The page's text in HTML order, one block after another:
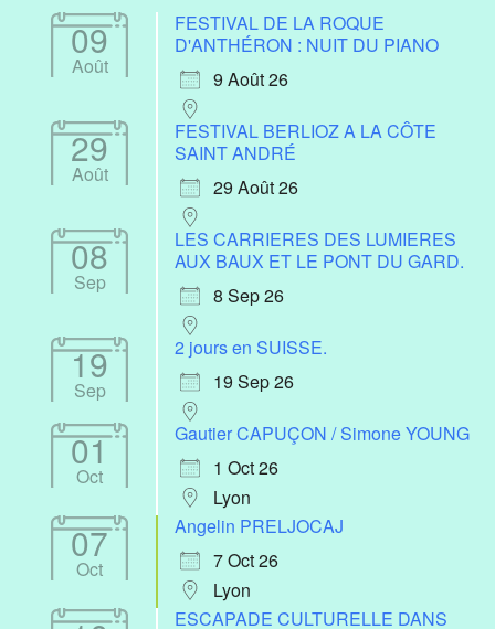
09
Août
FESTIVAL DE LA ROQUE
D'ANTHÉRON : NUIT DU PIANO
9 Août 26
29
Août
FESTIVAL BERLIOZ A LA CÔTE
SAINT ANDRÉ
29 Août 26
08
Sep
LES CARRIERES DES LUMIERES
AUX BAUX ET LE PONT DU GARD.
8 Sep 26
19
Sep
2 jours en SUISSE.
19 Sep 26
01
Oct
Gautier CAPUÇON / Simone YOUNG
1 Oct 26
Lyon
07
Oct
Angelin PRELJOCAJ
7 Oct 26
Lyon
ESCAPADE CULTURELLE DANS